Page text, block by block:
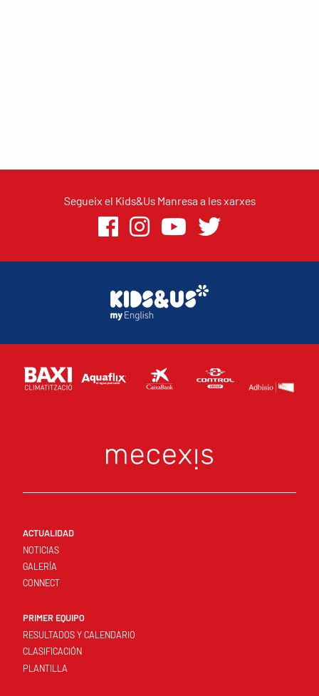
Segueix el Kids&Us Manresa a les xarxes
ACTUALIDAD
NOTICIAS
GALERÍA
CONNECT
PRIMER EQUIPO
RESULTADOS Y CALENDARIO
CLASIFICACIÓN
PLANTILLA